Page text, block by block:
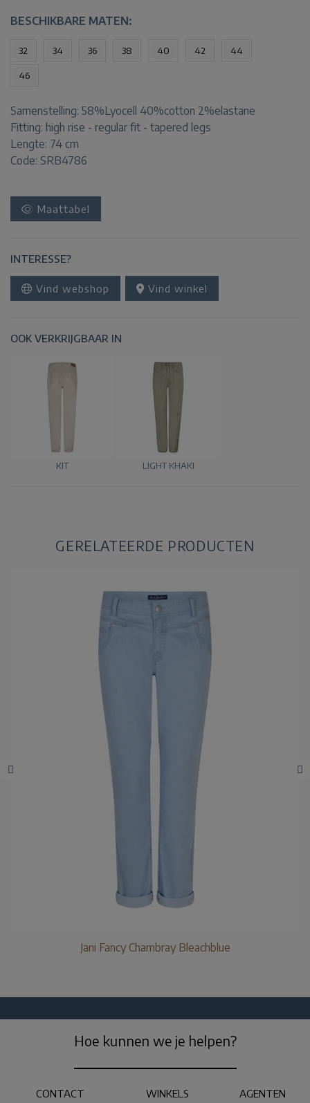
BESCHIKBARE MATEN:
32 34 36 38 40 42 44
46
Samenstelling: 58%Lyocell 40%cotton 2%elastane
Fitting: high rise - regular fit - tapered legs
Lengte: 74 cm
Code: SRB4786
Maattabel
INTERESSE?
Vind webshop Vind winkel
OOK VERKRIJGBAAR IN
KIT LIGHT KHAKI
GERELATEERDE PRODUCTEN
Jani Fancy Chambray Bleachblue
Hoe kunnen we je helpen?
CONTACT WINKELS AGENTEN